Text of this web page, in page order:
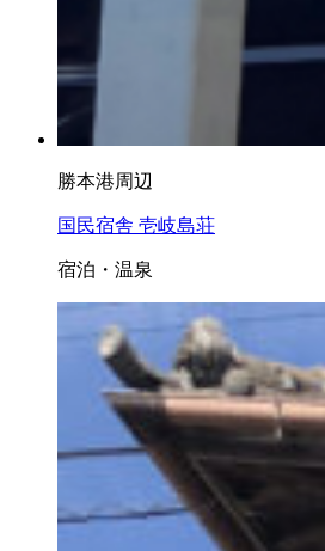
勝本港周辺
国民宿舎 壱岐島荘
宿泊・温泉